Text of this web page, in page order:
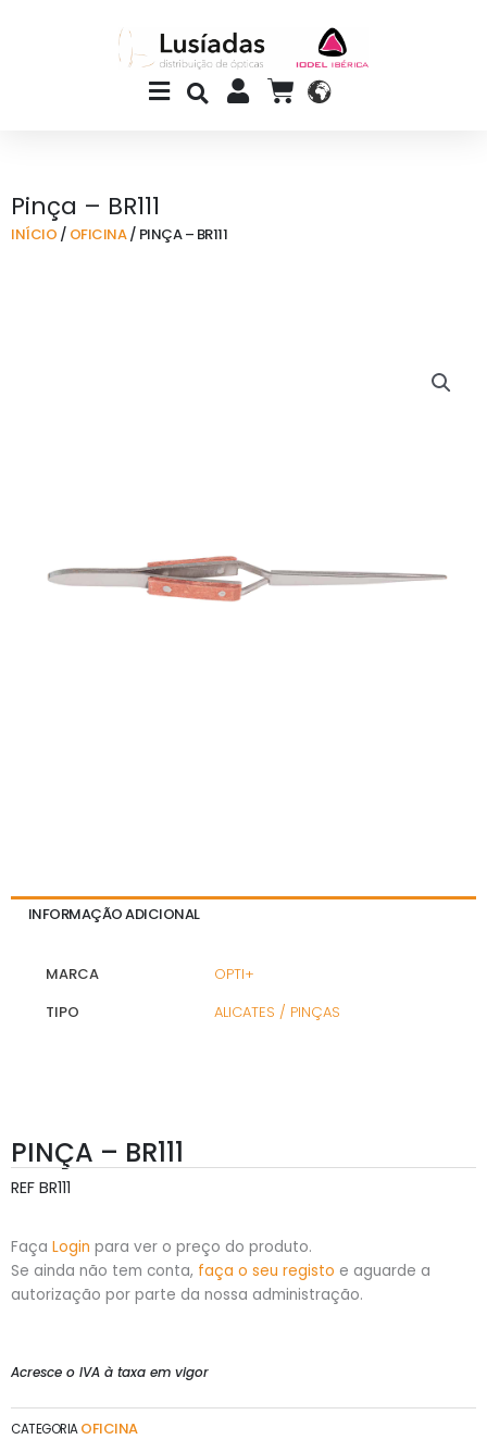
Main
Menu
CART
Pinça – BR111
INÍCIO / OFICINA/ PINÇA – BR111
INFORMAÇÃO ADICIONAL
MARCA
OPTI+
TIPO
ALICATES / PINÇAS
PINÇA – BR111
REF BR111
Faça Login para ver o preço do produto.
Se ainda não tem conta, faça o seu registo e aguarde a
autorização por parte da nossa administração.
Acresce o IVA à taxa em vigor
CATEGORIA OFICINA